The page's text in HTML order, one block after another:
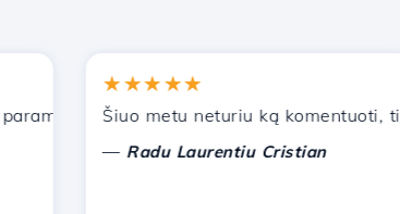
pažįstamiems.
★★★★★
Šiuo metu neturiu ką komentuoti, tik
Radu Laurentiu Cristian